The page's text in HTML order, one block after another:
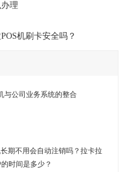
理
机刷卡安全吗？
与公司业务系统的整合
期不用会自动注销吗？拉卡拉
时间是多少？